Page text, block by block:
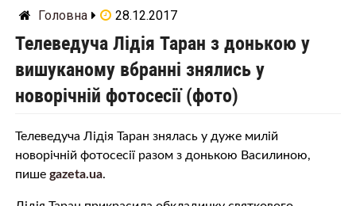
Головна 28.12.2017
Телеведуча Лідія Таран з донькою у
вишуканому вбранні знялись у
новорічній фотосесії (фото)
Телеведуча Лідія Таран знялась у дуже милій
новорічній фотосесії разом з донькою Василиною,
пише gazeta.ua.